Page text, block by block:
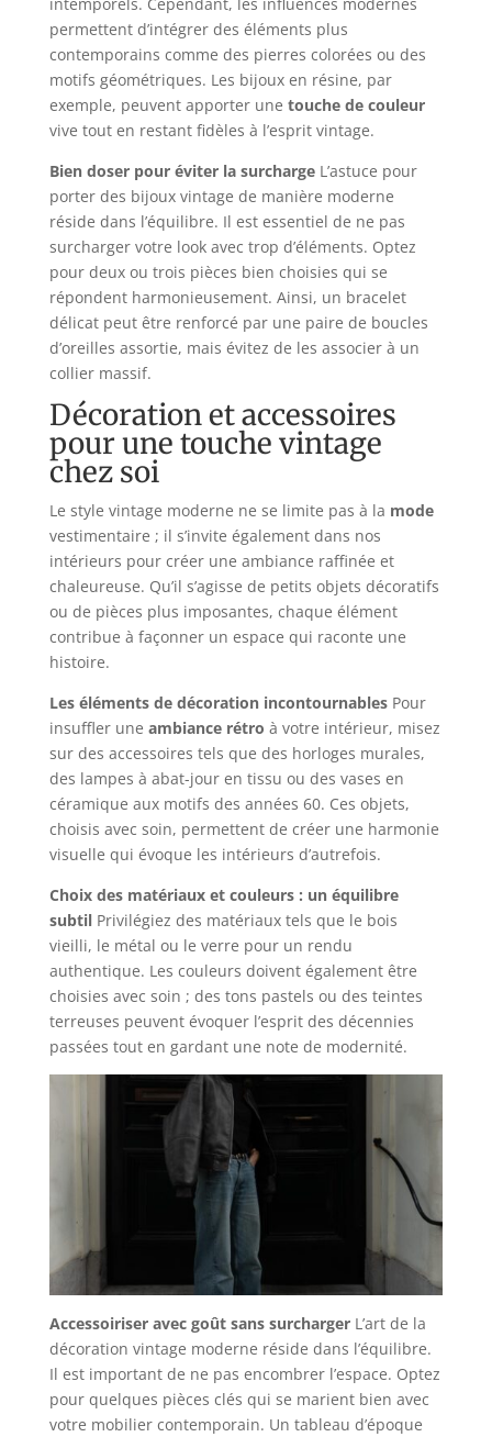
permettent d’intégrer des éléments plus
contemporains comme des pierres colorées ou des
motifs géométriques. Les bijoux en résine, par
exemple, peuvent apporter une touche de couleur
vive tout en restant fidèles à l’esprit vintage.
Bien doser pour éviter la surchargeL’astuce pour
porter des bijoux vintage de manière moderne
réside dans l’équilibre. Il est essentiel de ne pas
surcharger votre look avec trop d’éléments. Optez
pour deux ou trois pièces bien choisies qui se
répondent harmonieusement. Ainsi, un bracelet
délicat peut être renforcé par une paire de boucles
d’oreilles assortie, mais évitez de les associer à un
collier massif.
Décoration et accessoires
pour une touche vintage
chez soi
Le style vintage moderne ne se limite pas à la mode
vestimentaire ; il s’invite également dans nos
intérieurs pour créer une ambiance raffinée et
chaleureuse. Qu’il s’agisse de petits objets décoratifs
ou de pièces plus imposantes, chaque élément
contribue à façonner un espace qui raconte une
histoire.
Les éléments de décoration incontournablesPour
insuffler une ambiance rétro à votre intérieur, misez
sur des accessoires tels que des horloges murales,
des lampes à abat-jour en tissu ou des vases en
céramique aux motifs des années 60. Ces objets,
choisis avec soin, permettent de créer une harmonie
visuelle qui évoque les intérieurs d’autrefois.
Choix des matériaux et couleurs : un équilibre
subtilPrivilégiez des matériaux tels que le bois
vieilli, le métal ou le verre pour un rendu
authentique. Les couleurs doivent également être
choisies avec soin ; des tons pastels ou des teintes
terreuses peuvent évoquer l’esprit des décennies
passées tout en gardant une note de modernité.
Accessoiriser avec goût sans surchargerL’art de la
décoration vintage moderne réside dans l’équilibre.
Il est important de ne pas encombrer l’espace. Optez
pour quelques pièces clés qui se marient bien avec
votre mobilier contemporain. Un tableau d’époque